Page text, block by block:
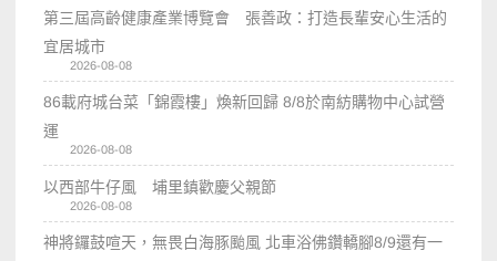
第三屆高齡健康產業博覽會 張善政：打造長輩安心生活的
宜居城市
2026-08-08
86載府城台菜「錦霞樓」煥新回歸 8/8於南紡購物中心試營
運
2026-08-08
以西部牛仔風 埔里鎮歡慶父親節
2026-08-08
神將鑼鼓喧天，無畏白海豚颱風 北車浴佛鑽轎腳8/9還有一